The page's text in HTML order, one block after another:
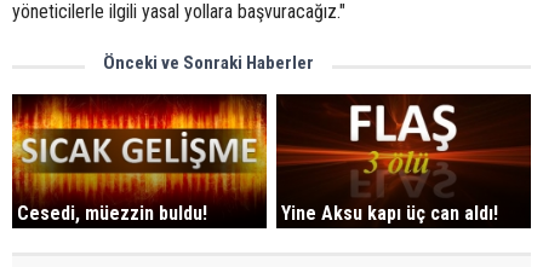
yöneticilerle ilgili yasal yollara başvuracağız."
Önceki ve Sonraki Haberler
Cesedi, müezzin buldu! Yine Aksu kapı üç can aldı!